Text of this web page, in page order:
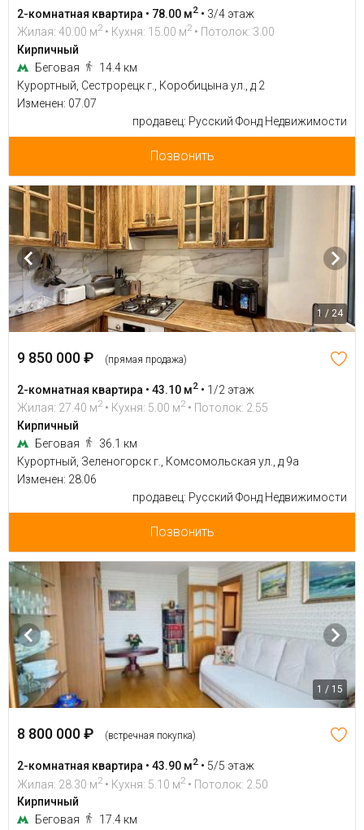
2-комнатная квартира • 78.00 м2 • 3/4 этаж
Жилая: 40.00 м2 • Кухня: 15.00 м2 • Потолок: 3.00
Кирпичный
Беговая
14.4 км
Курортный, Сестрорецк г., Коробицына ул., д 2
Изменен: 07.07
продавец: Русский Фонд Недвижимости
Позвонить
1 / 24
9 850 000 ₽ (прямая продажа)
2-комнатная квартира • 43.10 м2 • 1/2 этаж
Жилая: 27.40 м2 • Кухня: 5.00 м2 • Потолок: 2.55
Кирпичный
Беговая
36.1 км
Курортный, Зеленогорск г., Комсомольская ул., д 9а
Изменен: 28.06
продавец: Русский Фонд Недвижимости
Позвонить
1 / 15
8 800 000 ₽ (встречная покупка)
2-комнатная квартира • 43.90 м2 • 5/5 этаж
Жилая: 28.30 м2 • Кухня: 5.10 м2 • Потолок: 2.50
Кирпичный
Беговая
17.4 км